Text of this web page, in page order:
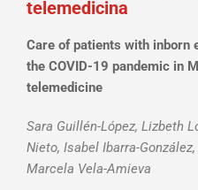
telemedicina
Care of patients with inborn
the COVID-19 pandemic in
telemedicine
Sara Guillén-López, Lizbeth
Nieto, Isabel Ibarra-
Marcela Vela-Amieva